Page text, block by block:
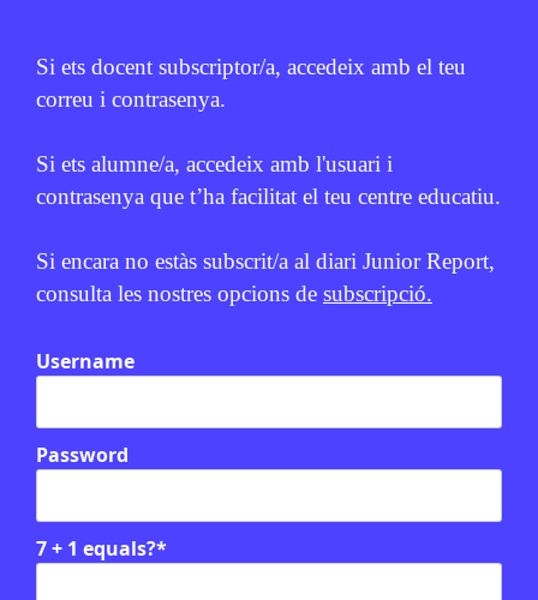
Si ets docent subscriptor/a, accedeix amb el teu
correu i contrasenya.
Si ets alumne/a, accedeix amb l'usuari i
contrasenya que t’ha facilitat el teu centre educatiu.
Si encara no estàs subscrit/a al diari Junior Report,
consulta les nostres opcions de subscripció.
Username
Password
7 + 1 equals?*